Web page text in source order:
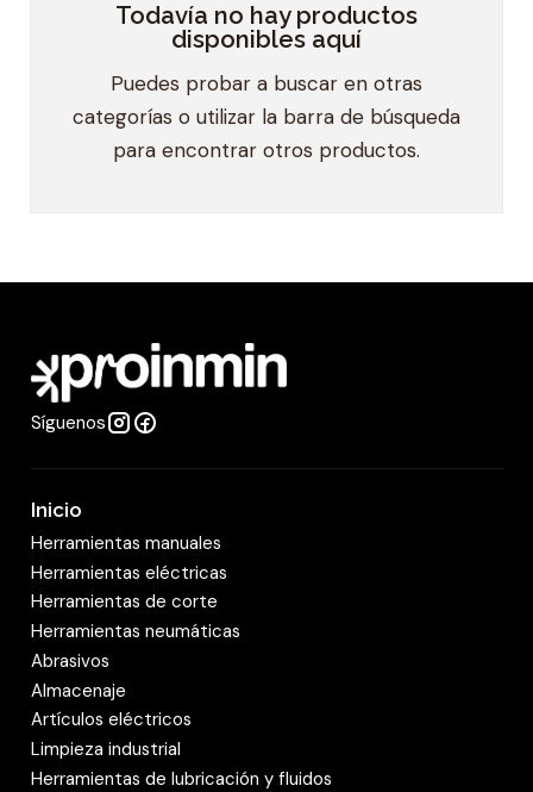
Todavía no hay productos
disponibles aquí
Puedes probar a buscar en otras
categorías o utilizar la barra de búsqueda
para encontrar otros productos.
Síguenos
Inicio
Herramientas manuales
Herramientas eléctricas
Herramientas de corte
Herramientas neumáticas
Abrasivos
Almacenaje
Artículos eléctricos
Limpieza industrial
Herramientas de lubricación y fluidos